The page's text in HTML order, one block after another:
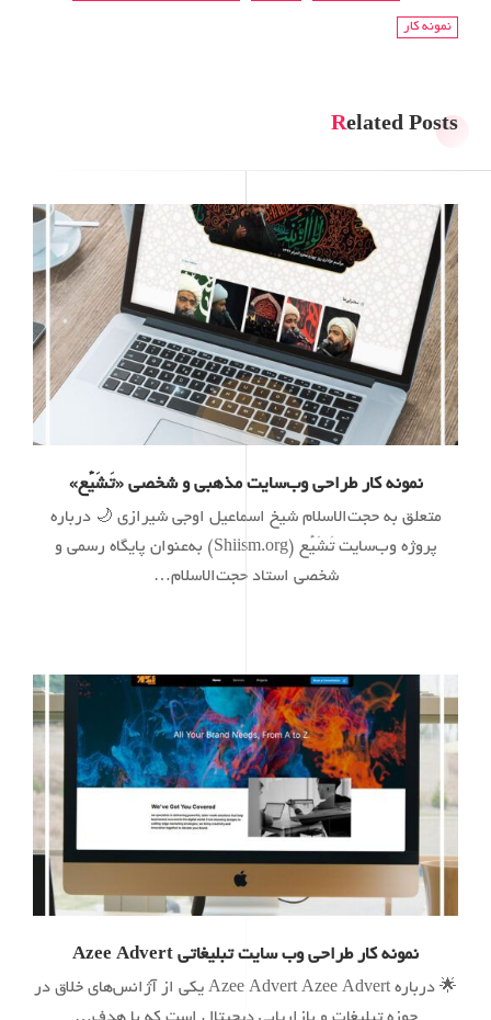
نمونه کار
Related Posts
نمونه کار طراحی وب‌سایت مذهبی و شخصی «تَشَیُّع»
متعلق به حجت‌الاسلام شیخ اسماعیل اوجی شیرازی 🌙 درباره
پروژه وب‌سایت تَشَیُّع (Shiism.org) به‌عنوان پایگاه رسمی و
شخصی استاد حجت‌الاسلام…
نمونه کار طراحی وب سایت تبلیغاتی Azee Advert
🌟 درباره Azee Advert Azee Advert یکی از آژانس‌های خلاق در